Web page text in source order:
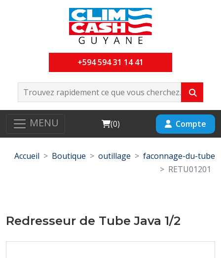
+594 594 31 14 41
MENU Cart
(0) Compte
Accueil Boutique outillage
faconnage-du-tube
RETU01201
Redresseur de Tube Java 1/2